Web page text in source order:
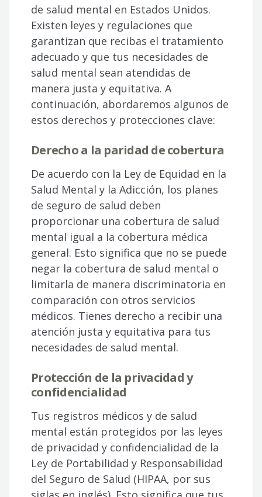
de salud mental en Estados Unidos.
Existen leyes y regulaciones que
garantizan que recibas el tratamiento
adecuado y que tus necesidades de
salud mental sean atendidas de
manera justa y equitativa. A
continuación, abordaremos algunos de
estos derechos y protecciones clave:
Derecho a la paridad de cobertura
De acuerdo con la Ley de Equidad en la
Salud Mental y la Adicción, los planes
de seguro de salud deben
proporcionar una cobertura de salud
mental igual a la cobertura médica
general. Esto significa que no se puede
negar la cobertura de salud mental o
limitarla de manera discriminatoria en
comparación con otros servicios
médicos. Tienes derecho a recibir una
atención justa y equitativa para tus
necesidades de salud mental.
Protección de la privacidad y
confidencialidad
Tus registros médicos y de salud
mental están protegidos por las leyes
de privacidad y confidencialidad de la
Ley de Portabilidad y Responsabilidad
del Seguro de Salud (HIPAA, por sus